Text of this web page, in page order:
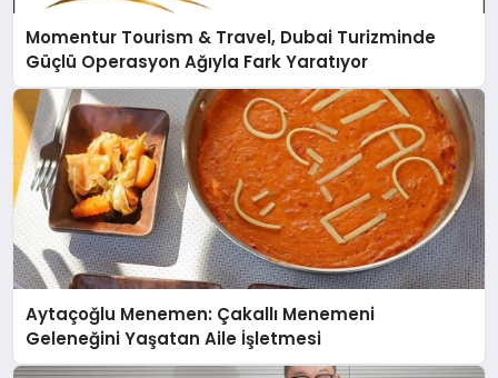
Momentur Tourism & Travel, Dubai Turizminde
Güçlü Operasyon Ağıyla Fark Yaratıyor
Aytaçoğlu Menemen: Çakallı Menemeni
Geleneğini Yaşatan Aile İşletmesi